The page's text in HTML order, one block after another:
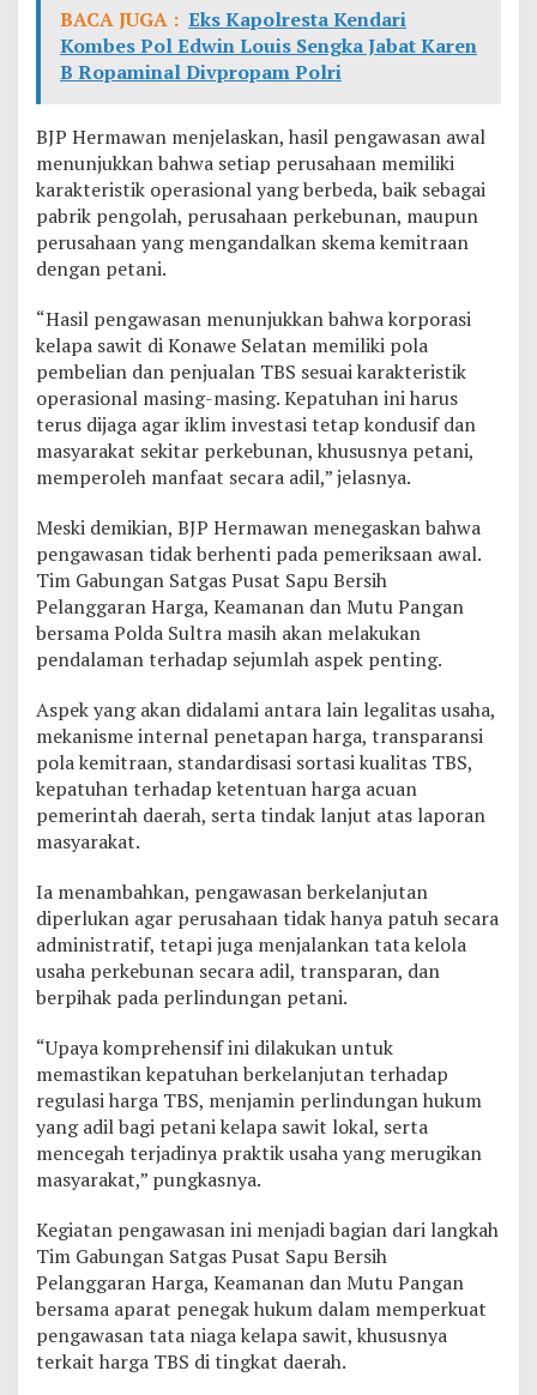
BACA JUGA : Eks Kapolresta Kendari
Kombes Pol Edwin Louis Sengka Jabat Karen
B Ropaminal Divpropam Polri
BJP Hermawan menjelaskan, hasil pengawasan awal
menunjukkan bahwa setiap perusahaan memiliki
karakteristik operasional yang berbeda, baik sebagai
pabrik pengolah, perusahaan perkebunan, maupun
perusahaan yang mengandalkan skema kemitraan
dengan petani.
“Hasil pengawasan menunjukkan bahwa korporasi
kelapa sawit di Konawe Selatan memiliki pola
pembelian dan penjualan TBS sesuai karakteristik
operasional masing-masing. Kepatuhan ini harus
terus dijaga agar iklim investasi tetap kondusif dan
masyarakat sekitar perkebunan, khususnya petani,
memperoleh manfaat secara adil,” jelasnya.
Meski demikian, BJP Hermawan menegaskan bahwa
pengawasan tidak berhenti pada pemeriksaan awal.
Tim Gabungan Satgas Pusat Sapu Bersih
Pelanggaran Harga, Keamanan dan Mutu Pangan
bersama Polda Sultra masih akan melakukan
pendalaman terhadap sejumlah aspek penting.
Aspek yang akan didalami antara lain legalitas usaha,
mekanisme internal penetapan harga, transparansi
pola kemitraan, standardisasi sortasi kualitas TBS,
kepatuhan terhadap ketentuan harga acuan
pemerintah daerah, serta tindak lanjut atas laporan
masyarakat.
Ia menambahkan, pengawasan berkelanjutan
diperlukan agar perusahaan tidak hanya patuh secara
administratif, tetapi juga menjalankan tata kelola
usaha perkebunan secara adil, transparan, dan
berpihak pada perlindungan petani.
“Upaya komprehensif ini dilakukan untuk
memastikan kepatuhan berkelanjutan terhadap
regulasi harga TBS, menjamin perlindungan hukum
yang adil bagi petani kelapa sawit lokal, serta
mencegah terjadinya praktik usaha yang merugikan
masyarakat,” pungkasnya.
Kegiatan pengawasan ini menjadi bagian dari langkah
Tim Gabungan Satgas Pusat Sapu Bersih
Pelanggaran Harga, Keamanan dan Mutu Pangan
bersama aparat penegak hukum dalam memperkuat
pengawasan tata niaga kelapa sawit, khususnya
terkait harga TBS di tingkat daerah.